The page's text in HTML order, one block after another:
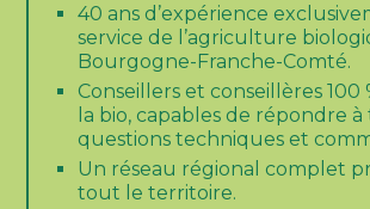
40 ans d’expérience
service de l’agriculture
Bourgogne-Franche-Comté.
Conseillers et conseillères 100
la bio, capables de répondre
questions techniques et
Un réseau régional complet
tout le territoire.